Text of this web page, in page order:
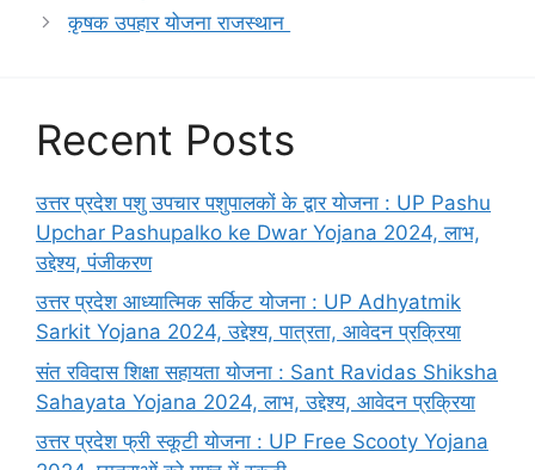
कृषक उपहार योजना राजस्थान
Recent Posts
उत्तर प्रदेश पशु उपचार पशुपालकों के द्वार योजना : UP Pashu
Upchar Pashupalko ke Dwar Yojana 2024, लाभ,
उद्देश्य, पंजीकरण
उत्तर प्रदेश आध्यात्मिक सर्किट योजना : UP Adhyatmik
Sarkit Yojana 2024, उद्देश्य, पात्रता, आवेदन प्रक्रिया
संत रविदास शिक्षा सहायता योजना : Sant Ravidas Shiksha
Sahayata Yojana 2024, लाभ, उद्देश्य, आवेदन प्रक्रिया
उत्तर प्रदेश फ्री स्कूटी योजना : UP Free Scooty Yojana